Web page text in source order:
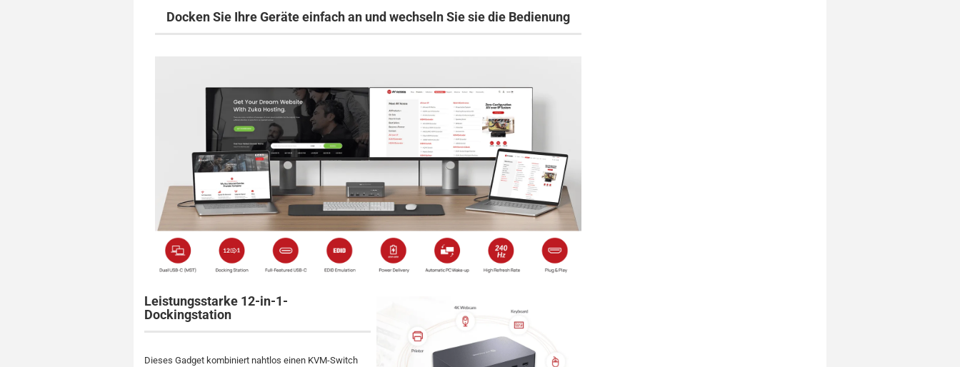
Docken Sie Ihre Geräte einfach an und wechseln Sie sie die Bedienung
Leistungsstarke 12-in-1-
Dockingstation
Dieses Gadget kombiniert nahtlos einen KVM-Switch